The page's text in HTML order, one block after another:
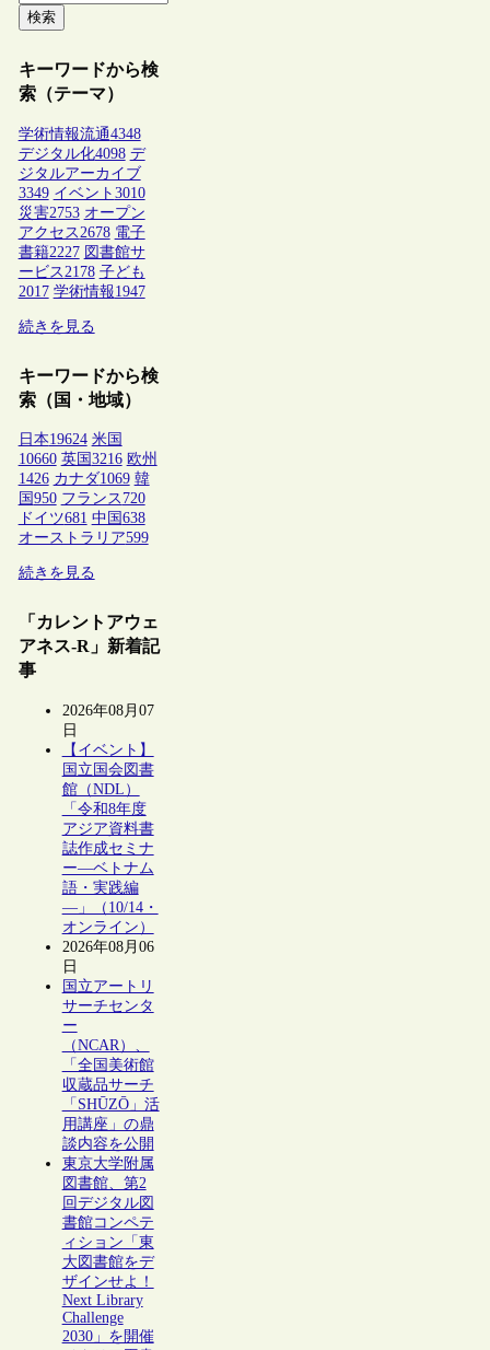
検索
キーワードから検
索（テーマ）
学術情報流通4348
デジタル化4098 デ
ジタルアーカイブ
3349 イベント 3010
災害2753 オープン
アクセス 2678 電子
書籍2227 図書館サ
ービス 2178 子ども
2017 学術情報1947
続きを見る
キーワードから検
索（国・地域）
日本19624 米国
10660 英国 3216 欧州
1426 カナダ1069 韓
国 950 フランス 720
ドイツ681 中国 638
オーストラリア599
続きを見る
「カレントアウェ
アネス-R」新着記
事
2026年08月07
日
【イベント】
国立国会図書
館（NDL）
「令和8年度
アジア資料書
誌作成セミナ
ー―ベトナム
語・実践編
―」（10/14・
オンライン）
2026年08月06
日
国立アートリ
サーチセンタ
ー
（NCAR）、
「全国美術館
収蔵品サーチ
「SHŪZŌ」活
用講座」の鼎
談内容を公開
東京大学附属
図書館、第2
回デジタル図
書館コンペテ
ィション「東
大図書館をデ
ザインせよ！
Next Library
Challenge
2030」を開催